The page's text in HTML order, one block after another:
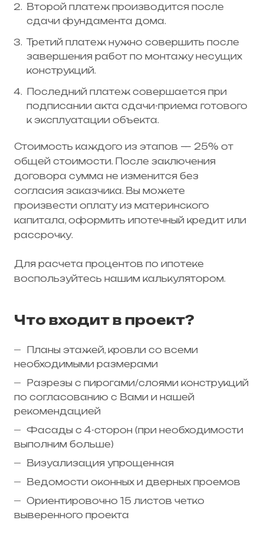
Второй платеж производится после
сдачи фундамента дома.
Третий платеж нужно совершить после
завершения работ по монтажу несущих
конструкций.
Последний платеж совершается при
подписании акта сдачи-приема готового
к эксплуатации объекта.
Стоимость каждого из этапов — 25% от
общей стоимости. После заключения
договора сумма не изменится без
согласия заказчика. Вы можете
произвести оплату из материнского
капитала, оформить ипотечный кредит или
рассрочку.
Для расчета процентов по ипотеке
воспользуйтесь нашим калькулятором.
Что входит в проект?
Планы этажей, кровли со всеми
необходимыми размерами
Разрезы с пирогами/слоями конструкций
по согласованию с Вами и нашей
рекомендацией
Фасады с 4-сторон (при необходимости
выполним больше)
Визуализация упрощенная
Ведомости оконных и дверных проемов
Ориентировочно 15 листов четко
выверенного проекта